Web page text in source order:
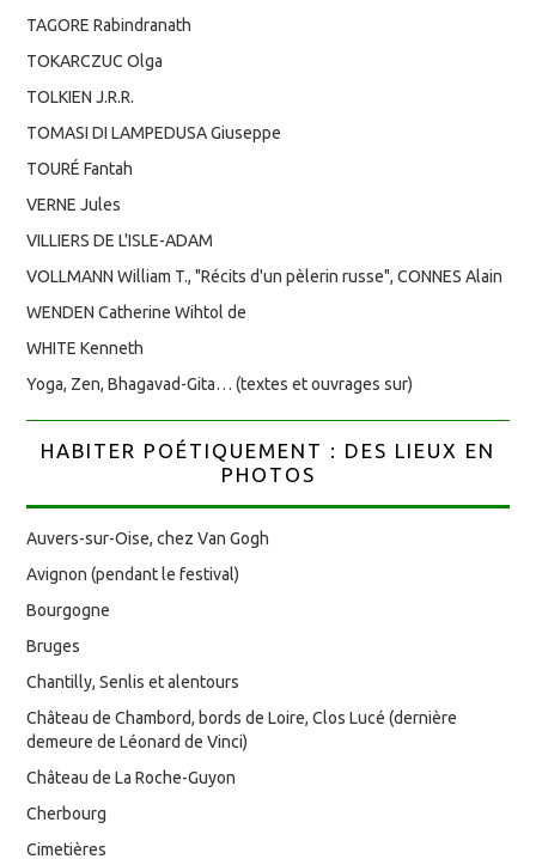
TAGORE Rabindranath
TOKARCZUC Olga
TOLKIEN J.R.R.
TOMASI DI LAMPEDUSA Giuseppe
TOURÉ Fantah
VERNE Jules
VILLIERS DE L'ISLE-ADAM
VOLLMANN William T., "Récits d'un pèlerin russe", CONNES Alain
WENDEN Catherine Wihtol de
WHITE Kenneth
Yoga, Zen, Bhagavad-Gita… (textes et ouvrages sur)
HABITER POÉTIQUEMENT : DES LIEUX EN
PHOTOS
Auvers-sur-Oise, chez Van Gogh
Avignon (pendant le festival)
Bourgogne
Bruges
Chantilly, Senlis et alentours
Château de Chambord, bords de Loire, Clos Lucé (dernière
demeure de Léonard de Vinci)
Château de La Roche-Guyon
Cherbourg
Cimetières